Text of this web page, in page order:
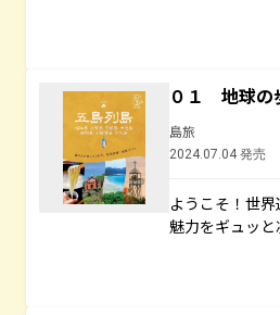
０１ 地球
島旅
2024.07.04 発売
ようこそ！世
魅力をギュッと